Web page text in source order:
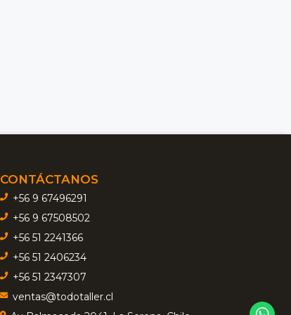
CONTÁCTANOS
+56 9 67496291
+56 9 67508502
+56 51 2241366
+56 51 2406234
+56 51 2347307
ventas@todotaller.cl